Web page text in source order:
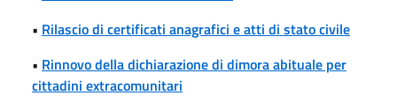
• Rilascio di certificati anagrafici e atti di stato civile
• Rinnovo della dichiarazione di dimora abituale per
cittadini extracomunitari